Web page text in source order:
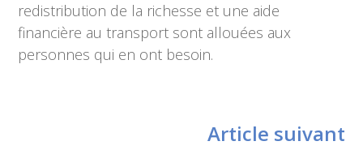
redistribution de la richesse et une aide
financière au transport sont allouées aux
personnes qui en ont besoin.
Article suivant